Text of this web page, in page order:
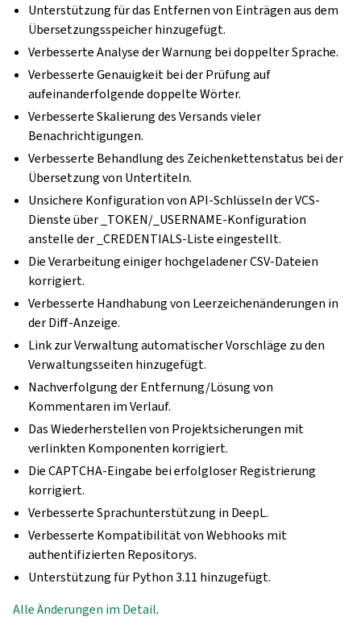
Unterstützung für das Entfernen von Einträgen aus dem
Übersetzungsspeicher hinzugefügt.
Verbesserte Analyse der Warnung bei doppelter Sprache.
Verbesserte Genauigkeit bei der Prüfung auf
aufeinanderfolgende doppelte Wörter.
Verbesserte Skalierung des Versands vieler
Benachrichtigungen.
Verbesserte Behandlung des Zeichenkettenstatus bei der
Übersetzung von Untertiteln.
Unsichere Konfiguration von API-Schlüsseln der VCS-
Dienste über _TOKEN/_USERNAME-Konfiguration
anstelle der _CREDENTIALS-Liste eingestellt.
Die Verarbeitung einiger hochgeladener CSV-Dateien
korrigiert.
Verbesserte Handhabung von Leerzeichenänderungen in
der Diff-Anzeige.
Link zur Verwaltung automatischer Vorschläge zu den
Verwaltungsseiten hinzugefügt.
Nachverfolgung der Entfernung/Lösung von
Kommentaren im Verlauf.
Das Wiederherstellen von Projektsicherungen mit
verlinkten Komponenten korrigiert.
Die CAPTCHA-Eingabe bei erfolgloser Registrierung
korrigiert.
Verbesserte Sprachunterstützung in DeepL.
Verbesserte Kompatibilität von Webhooks mit
authentifizierten Repositorys.
Unterstützung für Python 3.11 hinzugefügt.
Alle Änderungen im Detail.